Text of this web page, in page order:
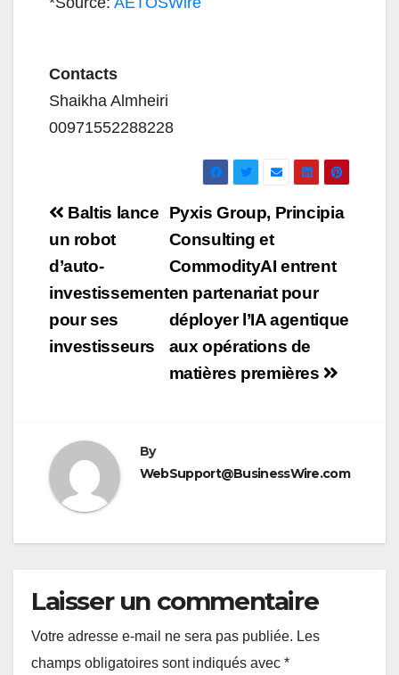
Contacts
Shaikha Almheiri
00971552288228
Navigation
de
l’article
Pyxis Group, Principia
Consulting et
CommodityAI entrent
en partenariat pour
déployer l’IA agentique
aux opérations de
matières premières
Baltis lance
un robot
d’auto-
investissement
pour ses
investisseurs
By
WebSupport@BusinessWire.com
Laisser un commentaire
Votre adresse e-mail ne sera pas publiée. Les
champs obligatoires sont indiqués avec *